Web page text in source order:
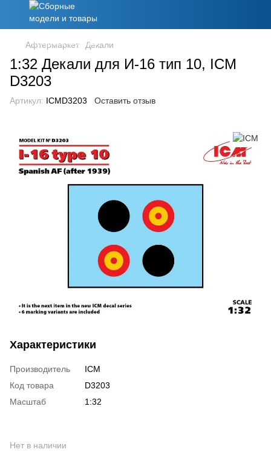
Афтермаркет Декали
1:32 Декали для И-16 тип 10, ICM
D3203
Артикул: ICMD3203 Оставить отзыв
Характеристики
Производитель
ICM
Код товара
D3203
Масштаб
1:32
Нет в наличии